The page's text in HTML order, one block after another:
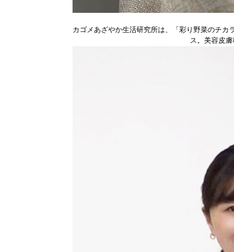
カゴメあざやか生活研究所は、「彩り野菜のチ
ス。美容皮